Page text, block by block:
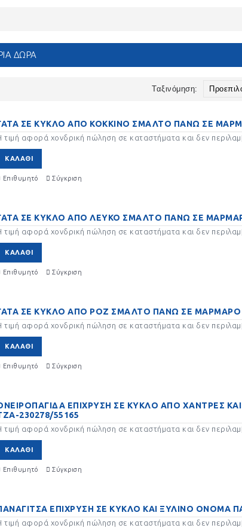
ΗΜΕΡΟΛΟΓΙΑ
ΚΑΡΟΥΖΕΛ CAROUSEL
ΜΟΛΥΒΟΘΗΚΕΣ
ΜΠΟΜΠΟΝΙΈΡΕΣ
ΛΑΜΠΑΔΕΣ ΠΑΣΧΑΛΙΝΕΣ
ΓΙΑ ΖΕΥΓΆΡΙ
ΛΑΜΠΑΔΕΣ ΠΑΣΧΑΛΙΝΕΣ
ΓΙΑ ΚΟΡΊΤΣΙ
2027
ΕΛΙΑ ΕΛΙΕΣ ΔΏΡΑ ΓΟΎΡΙΑ
2023
ΗΜΕΡΟΛΟΓΙΑ ΔΏΡΑ
ΓΟΎΡΙΑ
ΔΏΡΑ
Ταξινόμηση:
ΣΕ ΚΥΚΛΟ ΑΠΟ ΚΟΚΚΙΝΟ ΣΜΑΛΤΟ ΠΑΝΩ ΣΕ
τιμή αφορά χονδρική πώληση σε καταστήματα και δεν
ΚΑΛΆΘΙ
Επιθυμητό Σύγκριση
ΣΕ ΚΥΚΛΟ ΑΠΟ ΛΕΥΚΟ ΣΜΑΛΤΟ ΠΑΝΩ ΣΕ
τιμή αφορά χονδρική πώληση σε καταστήματα και δεν
ΚΑΛΆΘΙ
Επιθυμητό Σύγκριση
ΣΕ ΚΥΚΛΟ ΑΠΟ ΡΟΖ ΣΜΑΛΤΟ ΠΑΝΩ ΣΕ ΜΑΡΜΑΡΟ
τιμή αφορά χονδρική πώληση σε καταστήματα και δεν
ΚΑΛΆΘΙ
Επιθυμητό Σύγκριση
ΕΠΙΧΡΥΣΗ ΣΕ ΚΥΚΛΟ ΑΠΟ ΧΑΝΤΡΕΣ
230278/55165
τιμή αφορά χονδρική πώληση σε καταστήματα και δεν
ΚΑΛΆΘΙ
Επιθυμητό Σύγκριση
ΕΠΙΧΡΥΣΗ ΣΕ ΚΥΚΛΟ ΚΑΙ ΞΥΛΙΝΟ ΟΝΟΜΑ
τιμή αφορά χονδρική πώληση σε καταστήματα και δεν